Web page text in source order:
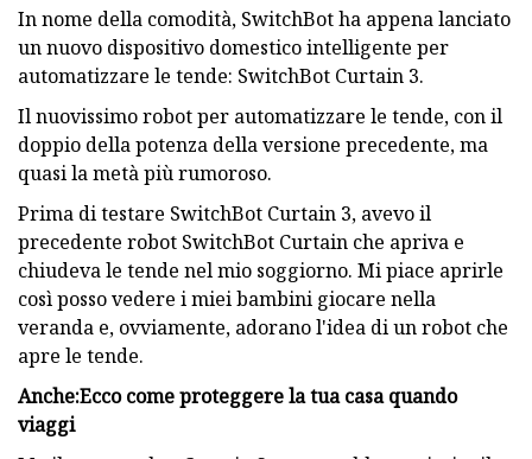
In nome della comodità, SwitchBot ha appena lanciato
un nuovo dispositivo domestico intelligente per
automatizzare le tende: SwitchBot Curtain 3.
Il nuovissimo robot per automatizzare le tende, con il
doppio della potenza della versione precedente, ma
quasi la metà più rumoroso.
Prima di testare SwitchBot Curtain 3, avevo il
precedente robot SwitchBot Curtain che apriva e
chiudeva le tende nel mio soggiorno. Mi piace aprirle
così posso vedere i miei bambini giocare nella
veranda e, ovviamente, adorano l'idea di un robot che
apre le tende.
Anche:Ecco come proteggere la tua casa quando
viaggi